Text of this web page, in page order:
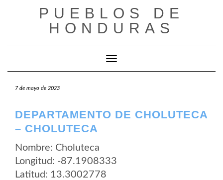
PUEBLOS DE
HONDURAS
Cambiar modo de navegación
7 de mayo de 2023
DEPARTAMENTO DE CHOLUTECA
– CHOLUTECA
Nombre: Choluteca
Longitud: -87.1908333
Latitud: 13.3002778